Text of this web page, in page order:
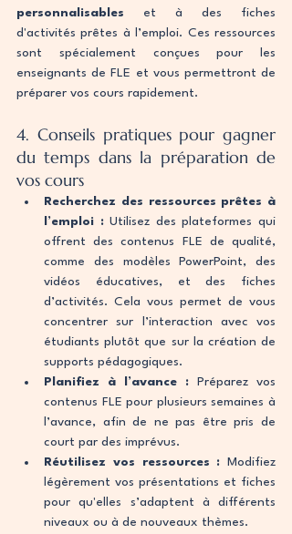
personnalisables et à des fiches
d'activités prêtes à l’emploi. Ces ressources
sont spécialement conçues pour les
enseignants de FLE et vous permettront de
préparer vos cours rapidement.
4. Conseils pratiques pour gagner
du temps dans la préparation de
vos cours
Recherchez des ressources prêtes à
l’emploi : Utilisez des plateformes qui
offrent des contenus FLE de qualité,
comme des modèles PowerPoint, des
vidéos éducatives, et des fiches
d’activités. Cela vous permet de vous
concentrer sur l’interaction avec vos
étudiants plutôt que sur la création de
supports pédagogiques.
Planifiez à l’avance : Préparez vos
contenus FLE pour plusieurs semaines à
l’avance, afin de ne pas être pris de
court par des imprévus.
Réutilisez vos ressources : Modifiez
légèrement vos présentations et fiches
pour qu'elles s’adaptent à différents
niveaux ou à de nouveaux thèmes.